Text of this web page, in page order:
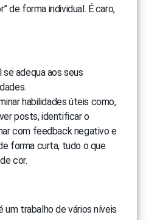
de forma individual. É caro,
se adequa aos seus
habilidades úteis como,
posts, identificar o
com feedback negativo e
forma curta, tudo o que
cor.
um trabalho de vários níveis